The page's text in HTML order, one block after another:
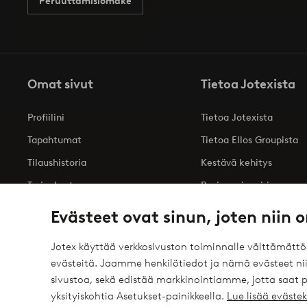
Evästeet ovat sinun, joten niin
Jotex käyttää verkkosivuston toiminnalle
evästeitä. Jaamme henkilötiedot ja nämä evästeet
sivustoa, sekä edistää markkinointiamme, jotta saat
yksityiskohtia Asetukset-painikkeella. Lue lisää
Omat sivut
Profiilini
Tapahtumat
Tilaushistoria
Tarjoukset
Tietoa Jotexista
Tietoa Jotexista
Tietoa Ellos Groupista
Kestävä kehitys
Business inquiries
Saavutettavuusseloste
Turvalliset maksut – maksa nyt tai erissä
Haluatko tietää ? elpy